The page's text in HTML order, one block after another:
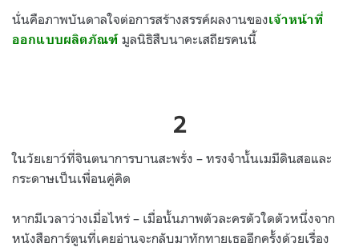
นั่นคือภาพบันดาลใจต่อการสร้างสรรค์ผลงานของเจ้าหน้าที่
ออกแบบผลิตภัณฑ์ มูลนิธิสืบนาคะเสถียรคนนี้
2
ในวัยเยาว์ที่จินตนาการบานสะพรั่ง – ทรงจำนั้นเมมีดินสอและ
กระดาษเป็นเพื่อนคู่คิด
หากมีเวลาว่างเมื่อไหร่ – เมื่อนั้นภาพตัวละครตัวใดตัวหนึ่งจาก
หนังสือการ์ตูนที่เคยอ่านจะกลับมาทักทายเธออีกครั้งด้วยเรื่อง